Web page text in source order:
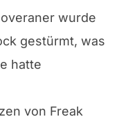
wurde
gestürmt, was
hatte
von Freak